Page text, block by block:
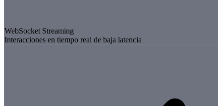
WebSocket Streaming
Interacciones en tiempo real de baja latencia